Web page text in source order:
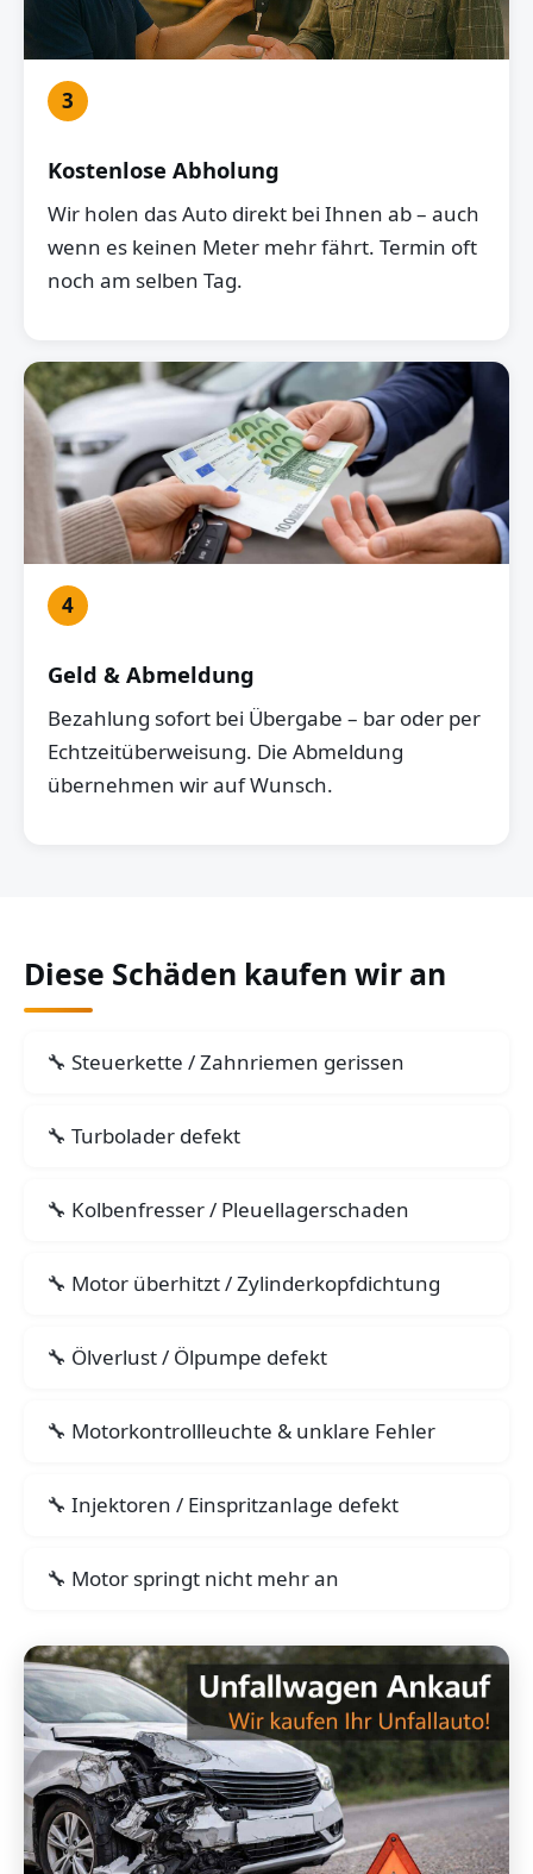
3
Kostenlose Abholung
Wir holen das Auto direkt bei Ihnen ab – auch
wenn es keinen Meter mehr fährt. Termin oft
noch am selben Tag.
4
Geld & Abmeldung
Bezahlung sofort bei Übergabe – bar oder per
Echtzeitüberweisung. Die Abmeldung
übernehmen wir auf Wunsch.
Diese Schäden kaufen wir an
Steuerkette / Zahnriemen gerissen
Turbolader defekt
Kolbenfresser / Pleuellagerschaden
Motor überhitzt / Zylinderkopfdichtung
Ölverlust / Ölpumpe defekt
Motorkontrollleuchte & unklare Fehler
Injektoren / Einspritzanlage defekt
Motor springt nicht mehr an